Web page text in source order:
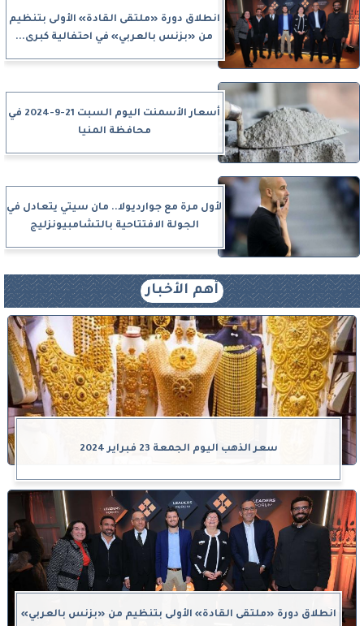
انطلاق دورة «ملتقى القادة» الأولى بتنظيم
من «بزنس بالعربي» في احتفالية كبرى...
أسعار الأسمنت اليوم السبت 21-9-2024 في
محافظة المنيا
لأول مرة مع جوارديولا.. مان سيتي يتعادل في
الجولة الافتتاحية بالتشامبيونزليج
أهم الأخبار
سعر الذهب اليوم الجمعة 23 فبراير 2024
انطلاق دورة «ملتقى القادة» الأولى بتنظيم من «بزنس بالعربي»